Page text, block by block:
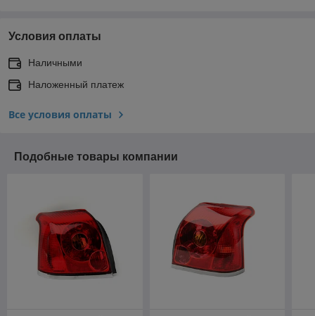
Условия оплаты
Наличными
Наложенный платеж
Все условия оплаты
Подобные товары компании